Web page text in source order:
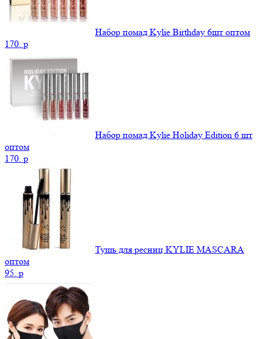
Набор помад Kylie Birthday 6шт оптом
170. p
Набор помад Kylie Holiday Edition 6 шт
оптом
170. p
Тушь для ресниц KYLIE MASCARA
оптом
95. p